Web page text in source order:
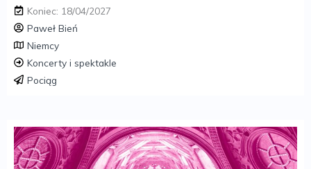
Koniec: 18/04/2027
Paweł Bień
Niemcy
Koncerty i spektakle
Pociąg